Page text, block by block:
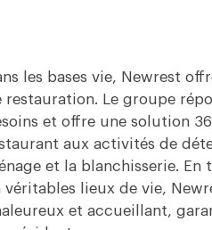
les bases vie, Newrest
restauration. Le groupe
et offre une solution
aux activités de
et la blanchisserie. En
véritables lieux de vie,
et accueillant,